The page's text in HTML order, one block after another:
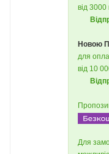
від 3000
Новою
для
від 10
Для